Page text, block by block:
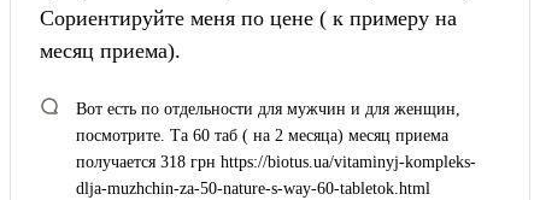
Сориентируйте меня по цене ( к примеру на
месяц приема).
Вот есть по отдельности для мужчин и для женщин,
посмотрите. Та 60 таб ( на 2 месяца) месяц приема
получается 318 грн https://biotus.ua/vitaminyj-kompleks-
dlja-muzhchin-za-50-nature-s-way-60-tabletok.html